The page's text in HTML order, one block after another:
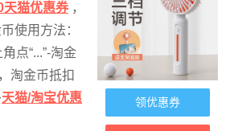
领优惠券
天猫优惠券 ，
使用方法：
点“...”-淘金
淘金币抵扣
天猫/淘宝优惠